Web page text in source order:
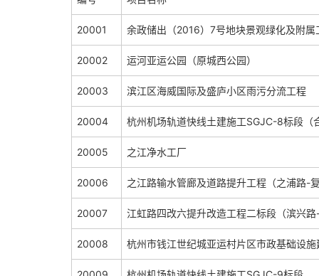
20001 余政储出（2016）7号地块景观绿化及附属
20002 运河亚运公园（原城西公园）
20003 滨江区海威国际及盛庐小区雨污分流工程
20004 杭州机场轨道快线土建施工SGJC-8标段（
20005 之江净水工厂
20006 之江路输水管廊及道路提升工程（之浦路-
20007 江虹路四改六提升改造工程二标段（滨兴
20008 杭州市钱江世纪城亚运村片区市政基础